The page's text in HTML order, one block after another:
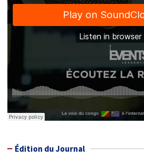
Édition du Journal